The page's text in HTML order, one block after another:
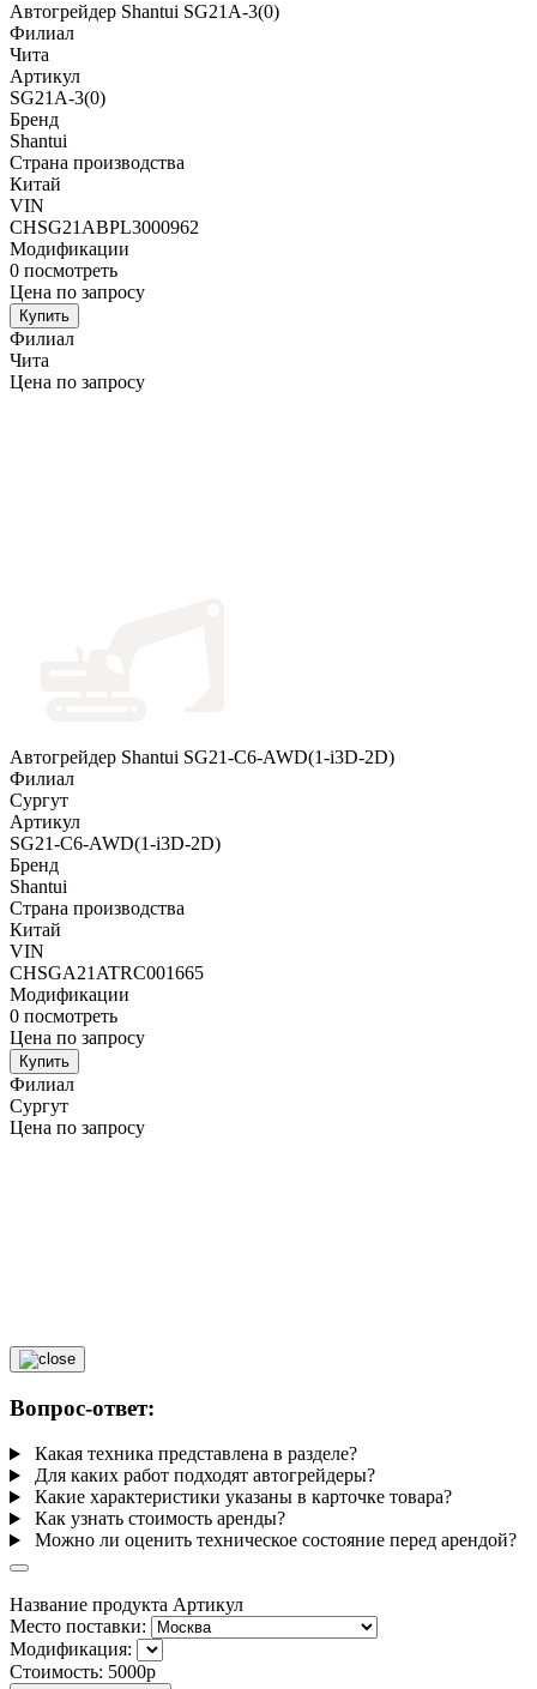
Автогрейдер Shantui SG21A-3(0)
Филиал
Чита
Артикул
SG21A-3(0)
Бренд
Shantui
Страна производства
Китай
VIN
CHSG21ABPL3000962
Модификации
0 посмотреть
Цена по запросу
Купить
Филиал
Чита
Цена по запросу
Автогрейдер Shantui SG21-C6-AWD(1-i3D-2D)
Филиал
Сургут
Артикул
SG21-C6-AWD(1-i3D-2D)
Бренд
Shantui
Страна производства
Китай
VIN
CHSGA21ATRC001665
Модификации
0 посмотреть
Цена по запросу
Купить
Филиал
Сургут
Цена по запросу
Вопрос-ответ:
Какая техника представлена в разделе?
Для каких работ подходят автогрейдеры?
Какие характеристики указаны в карточке товара?
Как узнать стоимость аренды?
Можно ли оценить техническое состояние перед арендой?
Название продукта Артикул
Место поставки:
Модификация:
Стоимость: 5000р